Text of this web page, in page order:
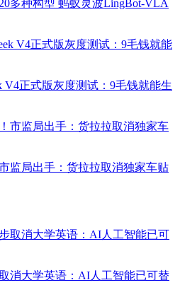
多种构型 蚂蚁灵波LingBot-VLA
V4正式版灰度测试：9毛钱就能生
监局出手：货拉拉取消独家车贴
消大学英语：AI人工智能已可替